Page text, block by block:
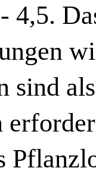
4,5.
sind